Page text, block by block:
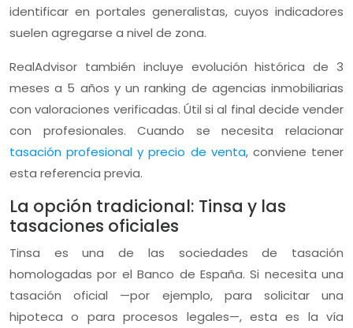
identificar en portales generalistas, cuyos indicadores
suelen agregarse a nivel de zona.
RealAdvisor también incluye evolución histórica de 3
meses a 5 años y un ranking de agencias inmobiliarias
con valoraciones verificadas. Útil si al final decide vender
con profesionales. Cuando se necesita relacionar
tasación profesional y precio de venta, conviene tener
esta referencia previa.
La opción tradicional: Tinsa y las
tasaciones oficiales
Tinsa es una de las sociedades de tasación
homologadas por el Banco de España. Si necesita una
tasación oficial —por ejemplo, para solicitar una
hipoteca o para procesos legales—, esta es la vía